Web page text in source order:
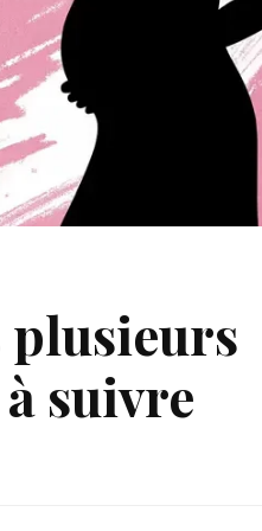
plusieurs
suivre